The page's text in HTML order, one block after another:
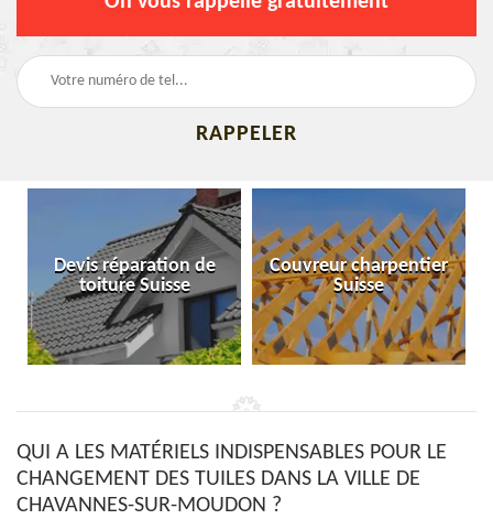
Devis réparation de
toiture Suisse
Couvreur charpentier
Suisse
QUI A LES MATÉRIELS INDISPENSABLES POUR LE
CHANGEMENT DES TUILES DANS LA VILLE DE
CHAVANNES-SUR-MOUDON ?